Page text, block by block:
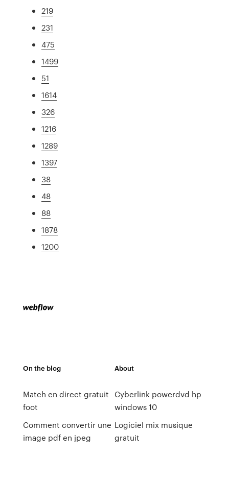
219
231
475
1499
51
1614
326
1216
1289
1397
38
48
88
1878
1200
On the blog
Match en direct gratuit
foot
Comment convertir une
image pdf en jpeg
About
Cyberlink powerdvd hp
windows 10
Logiciel mix musique
gratuit